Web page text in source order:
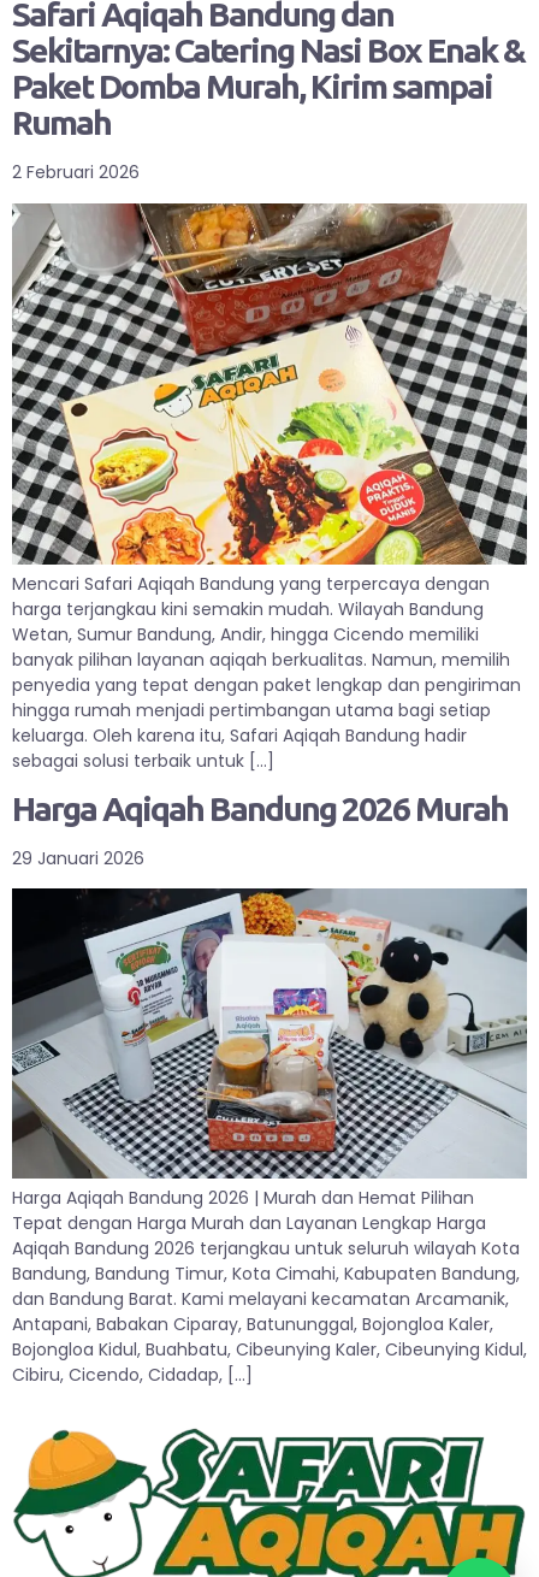
Safari Aqiqah Bandung dan
Sekitarnya: Catering Nasi Box Enak &
Paket Domba Murah, Kirim sampai
Rumah
2 Februari 2026
Mencari Safari Aqiqah Bandung yang terpercaya dengan
harga terjangkau kini semakin mudah. Wilayah Bandung
Wetan, Sumur Bandung, Andir, hingga Cicendo memiliki
banyak pilihan layanan aqiqah berkualitas. Namun, memilih
penyedia yang tepat dengan paket lengkap dan pengiriman
hingga rumah menjadi pertimbangan utama bagi setiap
keluarga. Oleh karena itu, Safari Aqiqah Bandung hadir
sebagai solusi terbaik untuk […]
Harga Aqiqah Bandung 2026 Murah
29 Januari 2026
Harga Aqiqah Bandung 2026 | Murah dan Hemat Pilihan
Tepat dengan Harga Murah dan Layanan Lengkap Harga
Aqiqah Bandung 2026 terjangkau untuk seluruh wilayah Kota
Bandung, Bandung Timur, Kota Cimahi, Kabupaten Bandung,
dan Bandung Barat. Kami melayani kecamatan Arcamanik,
Antapani, Babakan Ciparay, Batununggal, Bojongloa Kaler,
Bojongloa Kidul, Buahbatu, Cibeunying Kaler, Cibeunying Kidul,
Cibiru, Cicendo, Cidadap, […]